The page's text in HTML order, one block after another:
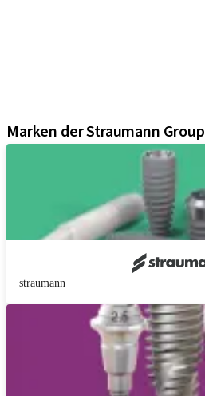
Marken der Straumann Group
straumann